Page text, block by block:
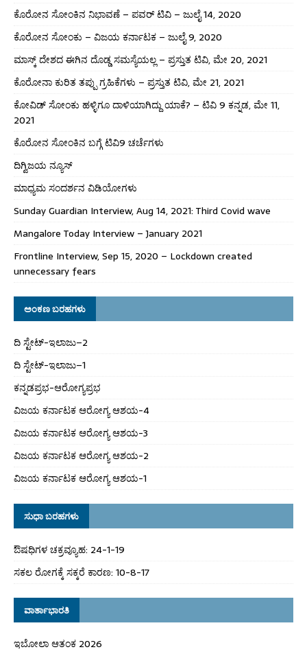
ಕೊರೋನ ಸೋಂಕಿನ ನಿಭಾವಣೆ – ಪವರ್ ಟಿವಿ – ಜುಲೈ 14, 2020
ಕೊರೋನ ಸೋಂಕು – ವಿಜಯ ಕರ್ನಾಟಕ – ಜುಲೈ 9, 2020
ಮಾಸ್ಕ್ ದೇಶದ ಈಗಿನ ದೊಡ್ಡ ಸಮಸ್ಯೆಯಲ್ಲ – ಪ್ರಸ್ತುತ ಟಿವಿ, ಮೇ 20, 2021
ಕೊರೋನಾ ಕುರಿತ ತಪ್ಪು ಗ್ರಹಿಕೆಗಳು – ಪ್ರಸ್ತುತ ಟಿವಿ, ಮೇ 21, 2021
ಕೋವಿಡ್ ಸೋಂಕು ಹಳ್ಳಿಗೂ ದಾಳಿಯಾಗಿದ್ದು ಯಾಕೆ? – ಟಿವಿ 9 ಕನ್ನಡ, ಮೇ 11,
2021
ಕೊರೋನ ಸೋಂಕಿನ ಬಗ್ಗೆ ಟಿವಿ9 ಚರ್ಚೆಗಳು
ದಿಗ್ವಿಜಯ ನ್ಯೂಸ್
ಮಾಧ್ಯಮ ಸಂದರ್ಶನ ವಿಡಿಯೋಗಳು
Sunday Guardian Interview, Aug 14, 2021: Third Covid wave
Mangalore Today Interview – January 2021
Frontline Interview, Sep 15, 2020 – Lockdown created
unnecessary fears
ಅಂಕಣ ಬರಹಗಳು
ದಿ ಸ್ಟೇಟ್‌-ಇಲಾಜು–2
ದಿ ಸ್ಟೇಟ್‌-ಇಲಾಜು–1
ಕನ್ನಡಪ್ರಭ-ಆರೋಗ್ಯಪ್ರಭ
ವಿಜಯ ಕರ್ನಾಟಕ ಆರೋಗ್ಯ ಆಶಯ-4
ವಿಜಯ ಕರ್ನಾಟಕ ಆರೋಗ್ಯ ಆಶಯ-3
ವಿಜಯ ಕರ್ನಾಟಕ ಆರೋಗ್ಯ ಆಶಯ-2
ವಿಜಯ ಕರ್ನಾಟಕ ಆರೋಗ್ಯ ಆಶಯ-1
ಸುಧಾ ಬರಹಗಳು
ಔಷಧಿಗಳ ಚಕ್ರವ್ಯೂಹ: 24-1-19
ಸಕಲ ರೋಗಕ್ಕೆ ಸಕ್ಕರೆ ಕಾರಣ: 10-8-17
ವಾರ್ತಾಭಾರತಿ
ಇಬೋಲಾ ಆತಂಕ 2026